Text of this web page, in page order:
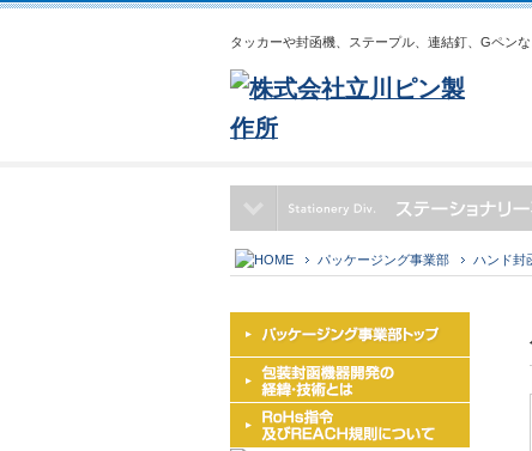
タッカーや封函機、ステープル、連結釘、Gペン
パッケージング事業部 ハンド封